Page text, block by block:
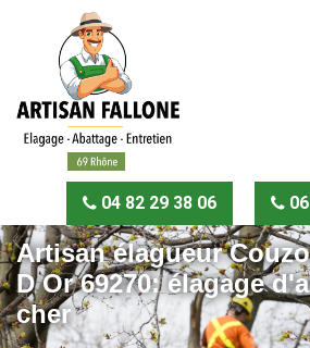
04 82 29 38 06
Artisan élagueur
D Or 69270: élagage
cher